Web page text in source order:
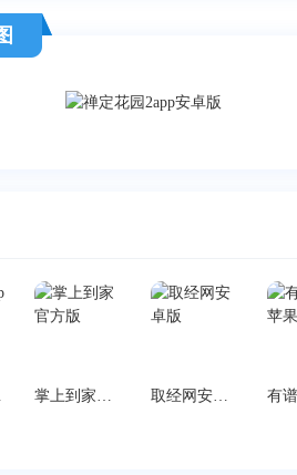
掌上到家官方版 取经网安卓版